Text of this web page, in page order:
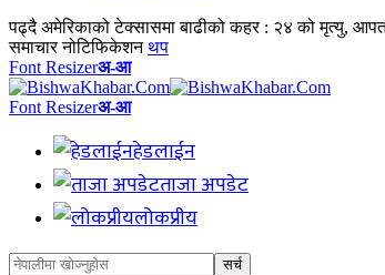
पढ्दै अमेरिकाको टेक्सासमा बाढीको कहर : २४ को मृत्यु,
समाचार नोटिफिकेशन थप
Font Resizerअ-आ
Font Resizerअ-आ
हेडलाईन
ताजा अपडेट
लोकप्रीय